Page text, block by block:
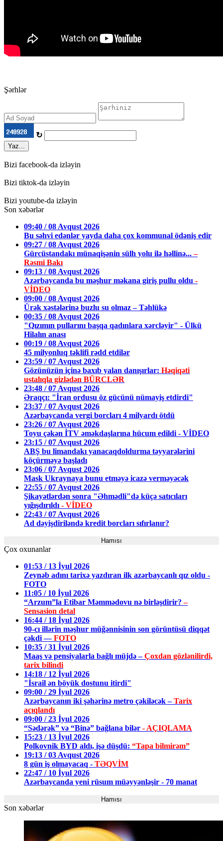
Şərhlər
↻
Yaz...
Bizi facebook-da izləyin
Bizi tiktok-da izləyin
Bizi youtube-da izləyin
Son xəbərlər
09:40 / 08 Avqust 2026
Bu səhvi edənlər yayda daha çox kommunal ödəniş edir
09:27 / 08 Avqust 2026
Gürcüstandakı münaqişənin sülh yolu ilə həllinə...–
Rəsmi Bakı
09:13 / 08 Avqust 2026
Azərbaycanda bu məşhur məkana giriş pullu oldu -
VİDEO
09:00 / 08 Avqust 2026
Ürək xəstələrinə buzlu su olmaz – Təhlükə
00:35 / 08 Avqust 2026
"Qızımın pullarını başqa qadınlara xərcləyir" - Ülkü
Hilalın anası
00:19 / 08 Avqust 2026
45 milyonluq təklifi rədd etdilər
23:59 / 07 Avqust 2026
Gözünüzün içinə baxıb yalan danışırlar: Həqiqəti
ustalıqla gizlədən BÜRCLƏR
23:48 / 07 Avqust 2026
Əraqçı: "İran ordusu öz gücünü nümayiş etdirdi"
23:37 / 07 Avqust 2026
Azərbaycanda vergi borcları 4 milyardı ötdü
23:26 / 07 Avqust 2026
Toyu çəkən İTV əməkdaşlarına hücum edildi - VİDEO
23:15 / 07 Avqust 2026
ABŞ bu limandakı yanacaqdoldurma təyyarələrini
köçürməyə başladı
23:06 / 07 Avqust 2026
Mask Ukraynaya bunu etməyə icazə verməyəcək
22:55 / 07 Avqust 2026
Şikayətlərdən sonra "Əhmədli"də küçə satıcıları
yığışdırıldı - VİDEO
22:43 / 07 Avqust 2026
Ad dəyişdiriləndə kredit borcları sıfırlanır?
Hamısı
Çox oxunanlar
01:53 / 13 İyul 2026
Zeynəb adını tarixə yazdıran ilk azərbaycanlı qız oldu -
FOTO
11:05 / 10 İyul 2026
“Arzum”la Etibar Məmmədovu nə birləşdirir?–
Sensasion detal
16:44 / 18 İyul 2026
90-cı illərin məşhur müğənnisinin son görüntüsü diqqət
çəkdi —FOTO
10:35 / 31 İyul 2026
Maaş və pensiyalarla bağlı müjdə –Çoxdan gözlənilirdi,
tarix bilindi
14:18 / 12 İyul 2026
"İsrail ən böyük dostunu itirdi"
09:00 / 29 İyul 2026
Azərbaycanın iki şəhərinə metro çəkiləcək –Tarix
açıqlandı
09:00 / 23 İyul 2026
“Sədərək” və “Binə” bağlana bilər - AÇIQLAMA
15:23 / 13 İyul 2026
Polkovnik BYD aldı, işə düşdü: “Tapa bilmirəm”
19:13 / 03 Avqust 2026
8 gün iş olmayacaq - TƏQVİM
22:47 / 10 İyul 2026
Azərbaycanda yeni rüsum müəyyənləşir - 70 manat
Hamısı
Son xəbərlər